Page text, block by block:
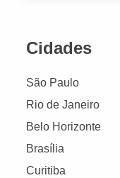
Cidades
São Paulo
Rio de Janeiro
Belo Horizonte
Brasília
Curitiba